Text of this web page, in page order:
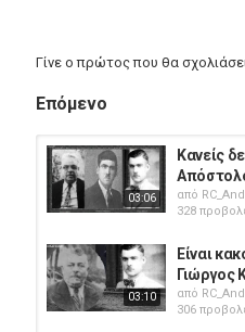
********************
Θέλω να πίνεις να μεθάς -
ΠΡΩΤΗ ΕΚΤΕΛΕΣΗ
Γίνε ο πρώτος που θα
Επόμενο
03:06
Κανείς
από
328
03:10
Είναι
Γιώργος
από
306